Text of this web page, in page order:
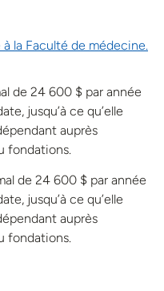
la Faculté de médecine.
de 24 600 $ par année
jusqu’à ce qu’elle
auprès
fondations.
de 24 600 $ par année
jusqu’à ce qu’elle
auprès
fondations.